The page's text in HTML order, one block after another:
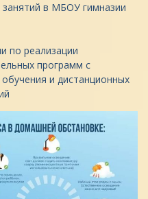
в МБОУ гимназии
по реализации
программ с
и дистанционных